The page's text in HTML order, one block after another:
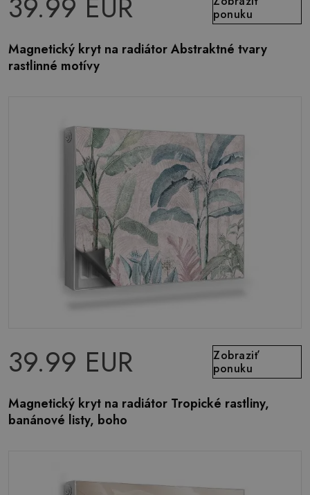
ponuku
Magnetický kryt na radiátor Abstraktné tvary
rastlinné motívy
39.99 EUR
Zobraziť
ponuku
Magnetický kryt na radiátor Tropické rastliny,
banánové listy, boho